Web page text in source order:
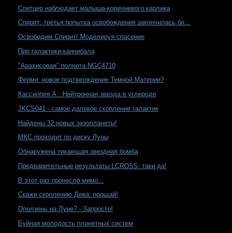
Спитцер наблюдает малыша-коричневого карлика
Спирит: третья попытка освобождения закончилась бл...
Освободим Спирит! Моделируя спасение
Пир галактики-каннибала
"Арахисовая" полнота NGC4710
Ферми: новое подтверждение Темной Материи?
Кассиопея А : Нейтронная звезда в углероде
JKCS041 - самое далекое скопление галактик
Найдены 32 новых экзопланеты!
МКС проходит по диску Луны
Обнаружена тикающая звездная бомба
Предварительные результаты LCROSS: таки да!
В этот раз пронесло мимо...
Скажи скоплению Дева: прощай!
Оползень на Луне? - Запросто!
Буйная молодость планетных систем